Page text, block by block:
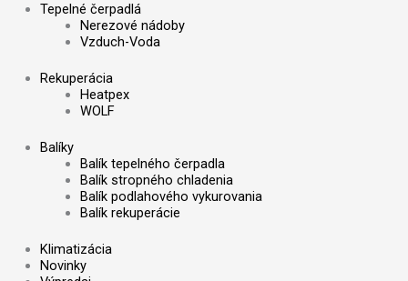
Tepelné čerpadlá
Nerezové nádoby
Vzduch-Voda
Rekuperácia
Heatpex
WOLF
Balíky
Balík tepelného čerpadla
Balík stropného chladenia
Balík podlahového vykurovania
Balík rekuperácie
Klimatizácia
Novinky